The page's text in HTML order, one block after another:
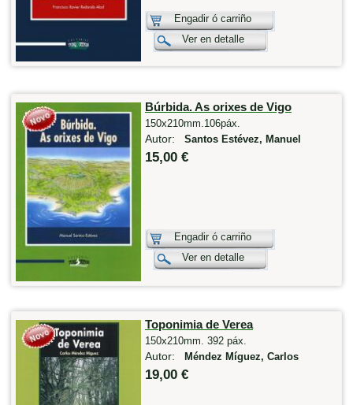
Engadir ó carriño
Ver en detalle
Búrbida. As orixes de Vigo
150x210mm.106páx.
Autor: Santos Estévez, Manuel
15,00 €
Engadir ó carriño
Ver en detalle
Toponimia de Verea
150x210mm. 392 páx.
Autor: Méndez Míguez, Carlos
19,00 €